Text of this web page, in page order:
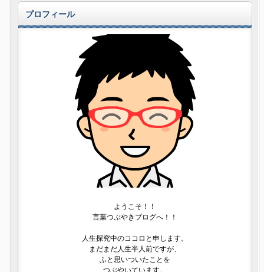
プロフィール
ようこそ！！
言葉つぶやきブログへ！！
人生探究中のココロと申します。
まだまだ人生半人前ですが、
ふと思いついたことを
つぶやいています。